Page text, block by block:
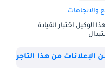
والاتجاهات
الوكيل اختبار القيادة
الإعلانات من هذا التاجر